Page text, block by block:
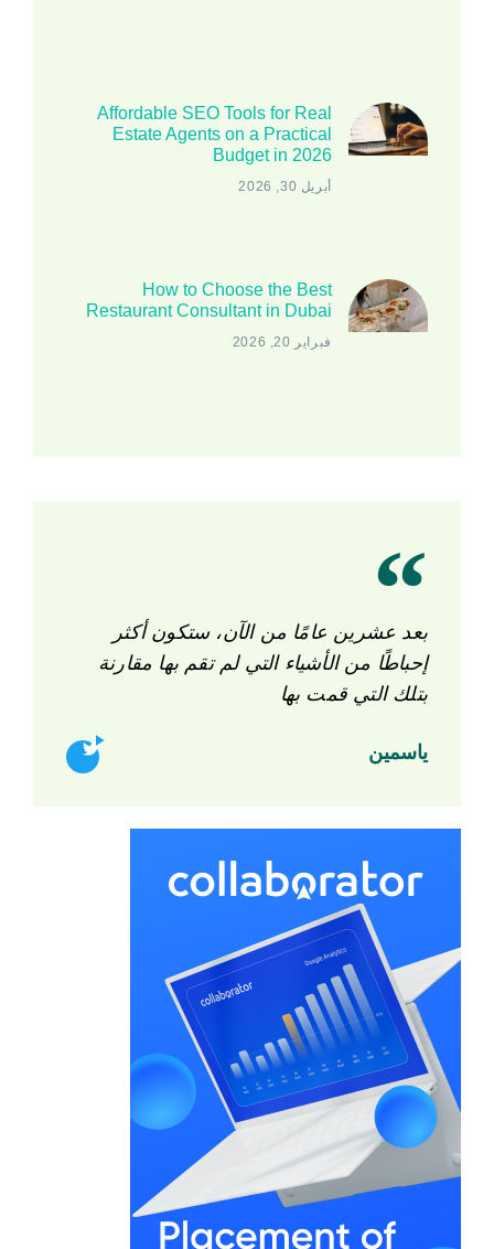
Affordable SEO Tools for Real
Estate Agents on a Practical
Budget in 2026
أبريل 30, 2026
How to Choose the Best
Restaurant Consultant in Dubai
فبراير 20, 2026
بعد عشرين عامًا من الآن، ستكون أكثر
إحباطًا من الأشياء التي لم تقم بها مقارنة
بتلك التي قمت بها
ياسمين